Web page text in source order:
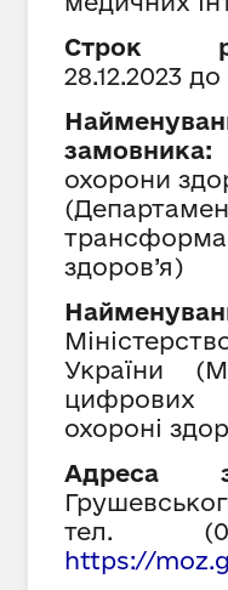
Строк
28.12.2023 до
замовника:
охорони
(
здоров’я)
України
цифрових
охороні
Адреса
тел.
https://